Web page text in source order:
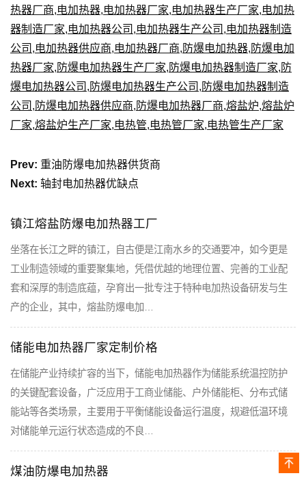
热器厂商,电加热器,电加热器厂家,电加热器生产厂家,电加热
器制造厂家,电加热器公司 ,电加热器生产公司 ,电加热器制造
公司 ,电加热器供应商,电加热器厂商, 防爆电加热器, 防爆电加
热器厂家, 防爆电加热器生产厂家, 防爆电加热器制造厂家, 防
爆电加热器公司 , 防爆电加热器生产公司 , 防爆电加热器制造
公司 , 防爆电加热器供应商, 防爆电加热器厂商,熔盐炉,熔盐炉
厂家,熔盐炉生产厂家,电热管,电热管厂家,电热管生产厂家
Prev: 重油防爆电加热器供货商
Next: 轴封电加热器优缺点
镇江熔盐防爆电加热器工厂
坐落在长江之畔的镇江，自古便是江南水乡的交通要冲，如今更是
工业制造领域的重要聚集地，凭借优越的地理位置、完善的工业配
套和深厚的制造底蕴，孕育出一批专注于特种电加热设备研发与生
产的企业，其中，熔盐防爆电加…
储能电加热器厂家定制价格
在储能产业持续扩容的当下，储能电加热器作为储能系统温控防护
的关键配套设备，广泛应用于工商业储能、户外储能柜、分布式储
能站等各类场景，主要用于平衡储能设备运行温度，规避低温环境
对储能单元运行状态造成的不良…
煤油防爆电加热器